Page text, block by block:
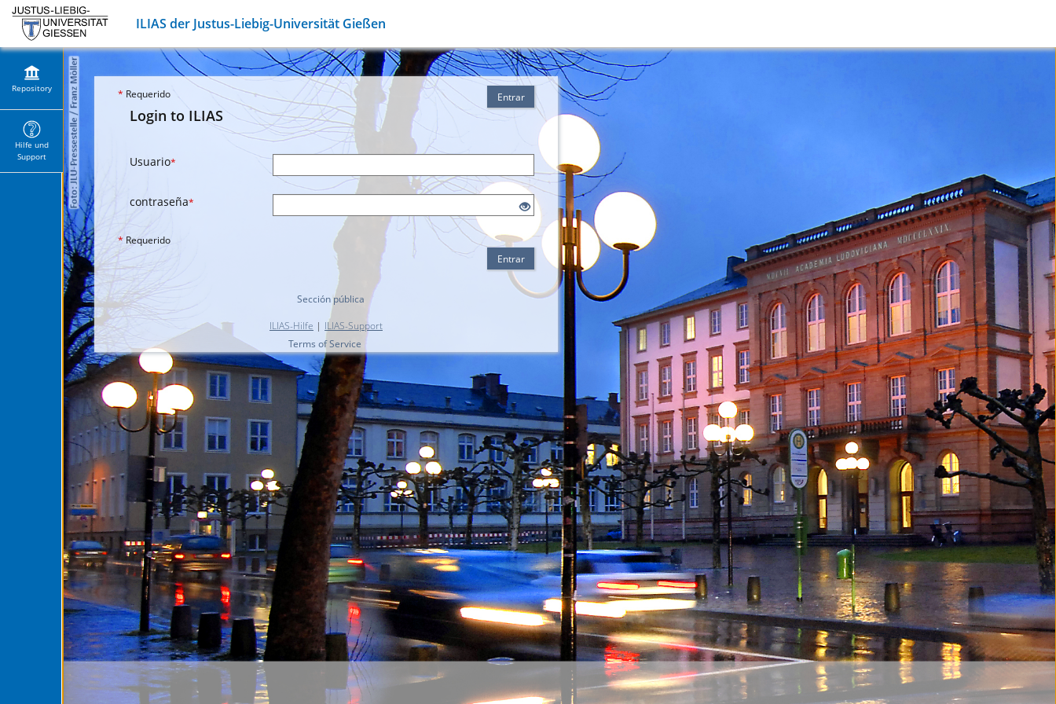
ILIAS der Justus-Liebig-Universität Gießen
Repository
Hilfe und
Support
Entrar
* Requerido
Login to ILIAS
Usuario*
contraseña*
* Requerido
Entrar
Sección pública
ILIAS-Hilfe | ILIAS-Support
Terms of Service